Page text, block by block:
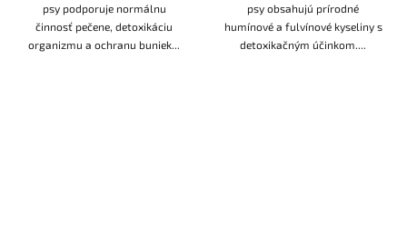
psy podporuje normálnu
činnosť pečene, detoxikáciu
organizmu a ochranu buniek...
psy obsahujú prírodné
humínové a fulvínové kyseliny s
detoxikačným účinkom....